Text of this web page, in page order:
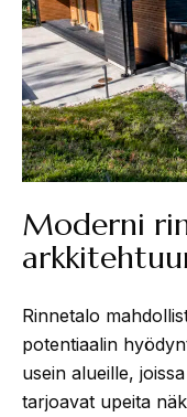
Moderni
Rinnetalo
potentiaalin
usein alueille,
tarjoavat upeita